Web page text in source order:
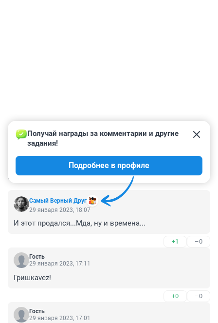
КОММЕНТАРИИ 48
Самый Верный Друг
Получай награды за комментарии и другие
задания!
Подробнее в профиле
29 января 2023, 18:07
И этот продался...Мда, ну и времена...
+1 –0
Гость
29 января 2023, 17:11
Гришкаvez!
+0 –0
Гость
29 января 2023, 17:01